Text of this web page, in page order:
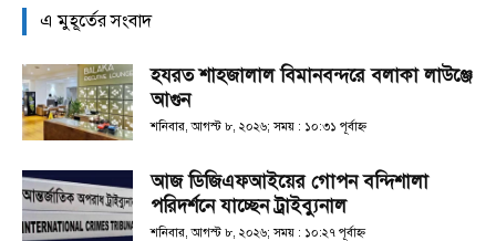
এ মুহূর্তের সংবাদ
হযরত শাহজালাল বিমানবন্দরে বলাকা লাউঞ্জে
আগুন
শনিবার, আগস্ট ৮, ২০২৬; সময় : ১০:৩১ পূর্বাহ্ণ
আজ ডিজিএফআইয়ের গোপন বন্দিশালা
পরিদর্শনে যাচ্ছেন ট্রাইব্যুনাল
শনিবার, আগস্ট ৮, ২০২৬; সময় : ১০:২৭ পূর্বাহ্ণ